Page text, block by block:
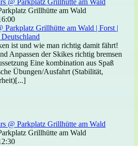
@ Parkplatz Grillhütte am Wald
Grillhütte am Wald
ist und wie man richtig damit fährt!
Anpassen der Skikes richtig bremsen
Eine kombination aus Spaß
Übungen/Ausfahrt (Stabilität,
@ Parkplatz Grillhütte am Wald
Grillhütte am Wald